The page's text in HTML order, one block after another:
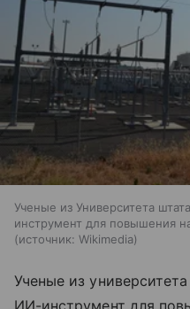
Ученые из Университета
инструмент для повышения
источник: Wikimedia
Ученые из